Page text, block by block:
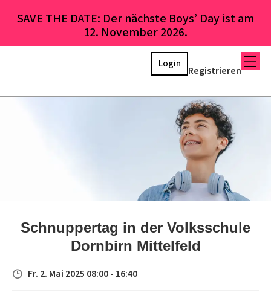
SAVE THE DATE: Der nächste Boys’ Day ist am
12. November 2026.
Registrieren
Login
Schnuppertag in der Volksschule
Dornbirn Mittelfeld
Fr. 2. Mai 2025 08:00 - 16:40